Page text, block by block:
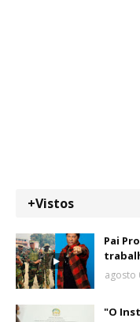
+Vistos
Pai
agosto
"O